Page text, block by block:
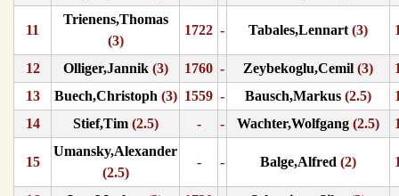
11
Trienens,Thomas
(3)
1722 - Tabales,Lennart (3)
12 Olliger,Jannik(3) 1760 - Zeybekoglu,Cemil (3)
13
Buech,Christoph (3) 1559 - Bausch,Markus (2.5)
14
Stief,Tim(2.5) - - Wachter,Wolfgang (2.5)
15
Umansky,Alexander
(2.5)
- - Balge,Alfred (2)